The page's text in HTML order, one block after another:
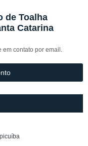
de Toalha
Catarina
em contato por email.